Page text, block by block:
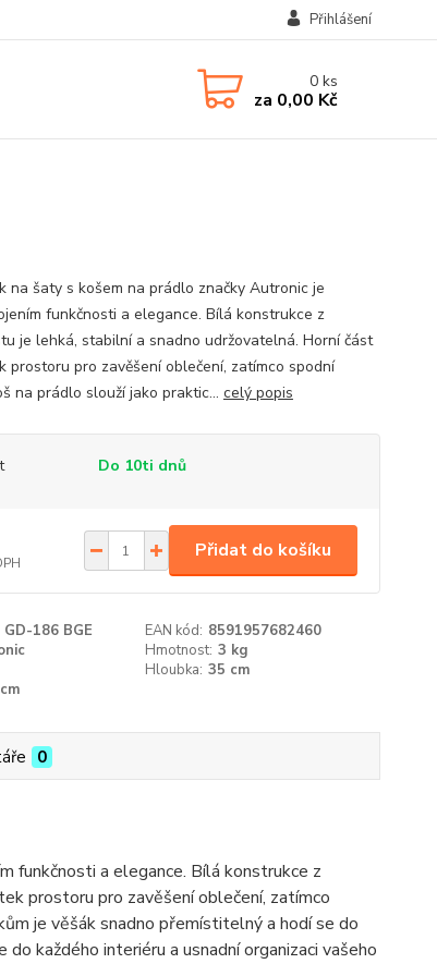
Přihlášení
0ks
za 0,00 Kč
na šaty s košem na prádlo značky Autronic je
funkčnosti a elegance. Bílá konstrukce z
je lehká, stabilní a snadno udržovatelná. Horní část
prostoru pro zavěšení oblečení, zatímco spodní
na prádlo slouží jako praktic... celý popis
Do 10ti dnů
Přidat do košíku
GD-186 BGE EAN kód: 8591957682460
Hmotnost: 3 kg
Hloubka: 35 cm
0
funkčnosti a elegance. Bílá konstrukce z
prostoru pro zavěšení oblečení, zatímco
je věšák snadno přemístitelný a hodí se do
každého interiéru a usnadní organizaci vašeho